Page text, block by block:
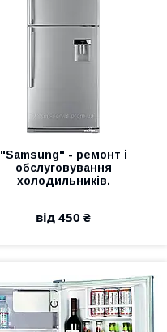
"Samsung" - ремонт і
обслуговування
холодильників.
від 450 ₴